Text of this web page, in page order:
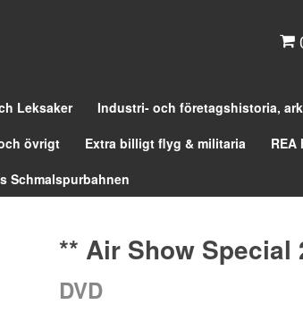
Leksaker
Industri- och företagshistoria,
övrigt Extra billigt flyg & militaria
Schmalspurbahnen
** Air Show Special
DVD